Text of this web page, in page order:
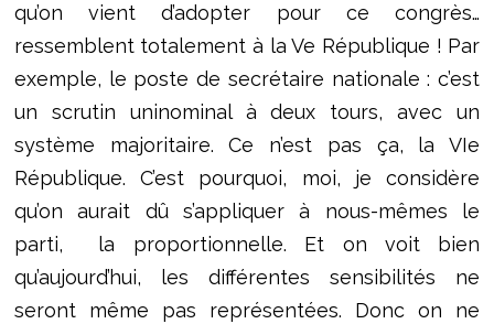
qu’on vient d’adopter pour ce congrès…
ressemblent totalement à la Ve République ! Par
exemple, le poste de secrétaire nationale : c’est
un scrutin uninominal à deux tours, avec un
système majoritaire. Ce n’est pas ça, la VIe
République. C’est pourquoi, moi, je considère
qu’on aurait dû s’appliquer à nous-mêmes le
parti, la proportionnelle. Et on voit bien
qu’aujourd’hui, les différentes sensibilités ne
seront même pas représentées. Donc on ne